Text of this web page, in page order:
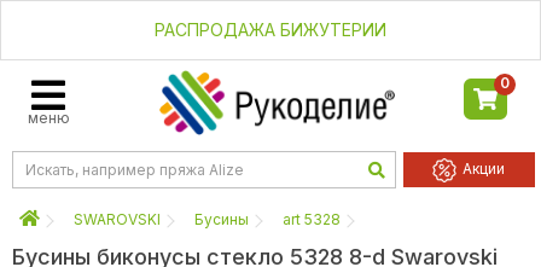
РАСПРОДАЖА БИЖУТЕРИИ
меню
0
Акции
SWAROVSKI Бусины art 5328
Бусины биконусы стекло 5328 8-d Swarovski